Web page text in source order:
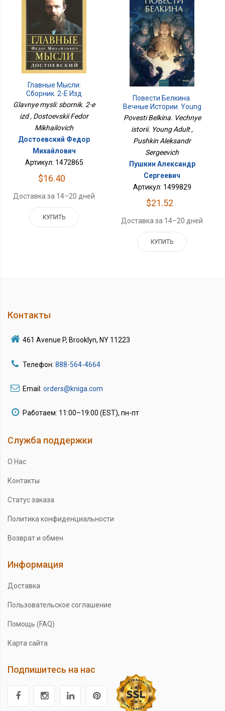
Главные Мысли:
Сборник. 2-Е Изд
Glavnye mysli: sbornik. 2-e
izd , Dostoevskii Fedor
Mikhailovich
Достоевский Федор
Михайлович
Артикул: 1472865
$16.40
Доставка за 14–20 дней
КУПИТЬ
Повести Белкина.
Вечные Истории. Young
Adult
Povesti Belkina. Vechnye
istorii. Young Adult ,
Pushkin Aleksandr
Sergeevich
Пушкин Александр
Сергеевич
Артикул: 1499829
$21.52
Доставка за 14–20 дней
КУПИТЬ
Контакты
461 Avenue P, Brooklyn, NY 11223
Телефон: 888-564-4664
Email: orders@kniga.com
Работаем: 11:00–19:00 (EST), пн-пт
Служба поддержки
О Нас
Контакты
Статус заказа
Политика конфиденциальности
Возврат и обмен
Информация
Доставка
Пользовательское соглашение
Помощь (FAQ)
Карта сайта
Подпишитесь на нас